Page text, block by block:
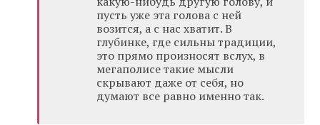
пусть уже эта голова с ней
возится, а с нас хватит. В
глубинке, где сильны традиции,
это прямо произносят вслух, в
мегаполисе такие мысли
скрывают даже от себя, но
думают все равно именно так.